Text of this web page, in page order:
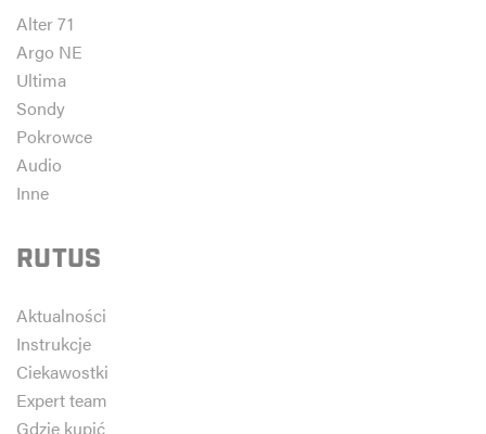
Alter 71
Argo NE
Ultima
Sondy
Pokrowce
Audio
Inne
RUTUS
Aktualności
Instrukcje
Ciekawostki
Expert team
Gdzie kupić